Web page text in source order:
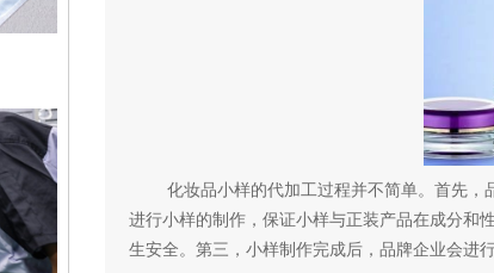
化妆品小样的代加工过程并不简单。首先
进行小样的制作，保证小样与正装产品在成分和
生安全。第三，小样制作完成后，品牌企业会进